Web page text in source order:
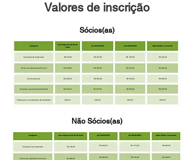
Valores de inscrição
Sócios(as)
Não Sócios(as)